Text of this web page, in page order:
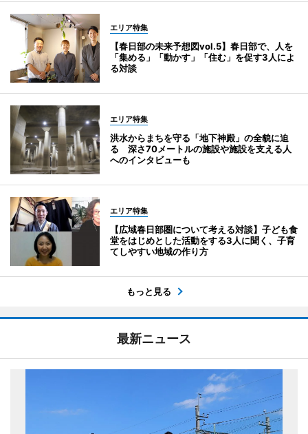
エリア特集
【春日部の未来予想図vol.5】春日部で、人を
「集める」「動かす」「住む」を促す3人によ
る対談
エリア特集
洪水からまちを守る「地下神殿」の全貌に迫
る 深さ70メートルの施設や施設を支える人
へのインタビューも
エリア特集
【広域春日部圏について考える対談】子ども食
堂をはじめとした活動をする3人に聞く、子育
てしやすい地域の作り方
もっと見る
最新ニュース